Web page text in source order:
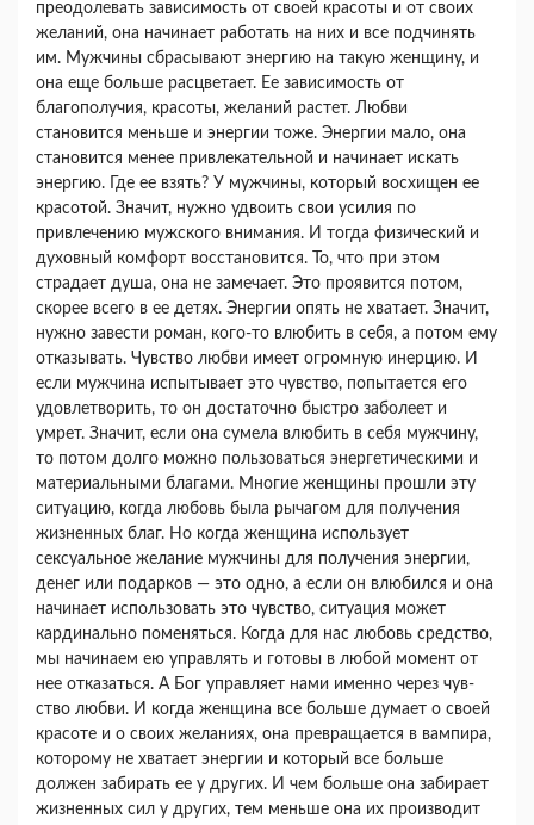
преодолевать зависи­мость от своей красоты и от своих
желаний, она начинает работать на них и все подчинять
им. Мужчины сбрасывают энергию на такую женщи­ну, и
она еще больше расцветает. Ее зависимость от
благополучия, красоты, желаний растет. Любви
становится меньше и энергии тоже. Энергии мало, она
становится менее привлекательной и начинает искать
энергию. Где ее взять? У мужчины, кото­рый восхищен ее
красотой. Значит, нужно удво­ить свои усилия по
привлечению мужского внима­ния. И тогда физический и
духовный комфорт восстановится. То, что при этом
страдает душа, она не замечает. Это проявится потом,
скорее все­го в ее детях. Энергии опять не хватает. Значит,
нужно завести роман, кого-то влюбить в себя, а потом ему
отказывать. Чувство любви имеет огромную инерцию. И
если мужчина испытывает это чувство, попытается его
удовлетворить, то он достаточно быстро заболеет и
умрет. Значит, если она сумела влюбить в себя мужчину,
то потом долго можно пользоваться энергетическими и
ма­териальными благами. Многие женщины прошли эту
ситуацию, когда любовь была рычагом для по­лучения
жизненных благ. Но когда женщина ис­пользует
сексуальное желание мужчины для полу­чения энергии,
денег или подарков — это одно, а если он влюбился и она
начинает использовать это чувство, ситуация может
кардинально поменять­ся. Когда для нас любовь средство,
мы начинаем ею управлять и готовы в любой момент от
нее от­казаться. А Бог управляет нами именно через чув­
ство любви. И когда женщина все больше думает о своей
красоте и о своих желаниях, она превра­щается в вампира,
которому не хватает энергии и который все больше
должен забирать ее у других. И чем больше она забирает
жизненных сил у дру­гих, тем меньше она их производит